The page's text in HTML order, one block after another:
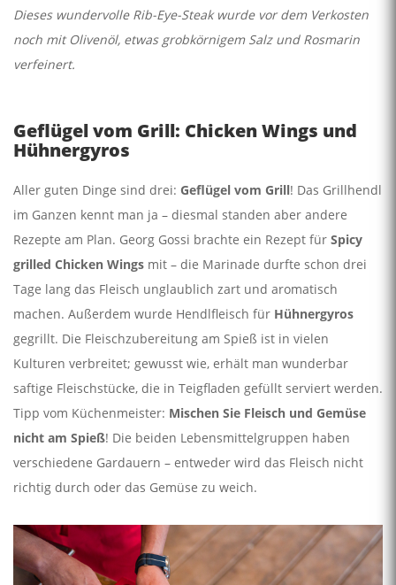
Dieses wundervolle Rib-Eye-Steak wurde vor dem Verkosten
noch mit Olivenöl, etwas grobkörnigem Salz und Rosmarin
verfeinert.
Geflügel vom Grill: Chicken Wings und
Hühnergyros
Aller guten Dinge sind drei: Geflügel vom Grill! Das Grillhendl
im Ganzen kennt man ja – diesmal standen aber andere
Rezepte am Plan. Georg Gossi brachte ein Rezept für Spicy
grilled Chicken Wings mit – die Marinade durfte schon drei
Tage lang das Fleisch unglaublich zart und aromatisch
machen. Außerdem wurde Hendlfleisch für Hühnergyros
gegrillt. Die Fleischzubereitung am Spieß ist in vielen
Kulturen verbreitet; gewusst wie, erhält man wunderbar
saftige Fleischstücke, die in Teigfladen gefüllt serviert werden.
Tipp vom Küchenmeister: Mischen Sie Fleisch und Gemüse
nicht am Spieß! Die beiden Lebensmittelgruppen haben
verschiedene Gardauern – entweder wird das Fleisch nicht
richtig durch oder das Gemüse zu weich.